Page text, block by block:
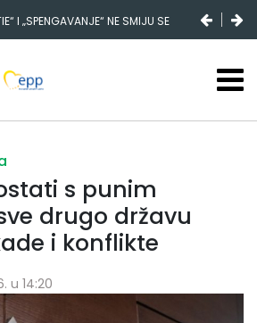
I „SPENGAVANJE“ NE SMIJU SE
s punim
drugo državu
i konflikte
u 14:20